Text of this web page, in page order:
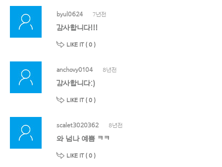
byul0624 7년전
감사합니다!!!
LIKE IT ( 0 )
anchovy0104 8년전
감사합니다:)
LIKE IT ( 0 )
scalet3020362 8년전
와 넘나 예쁨 ㅋㅋ
LIKE IT ( 0 )